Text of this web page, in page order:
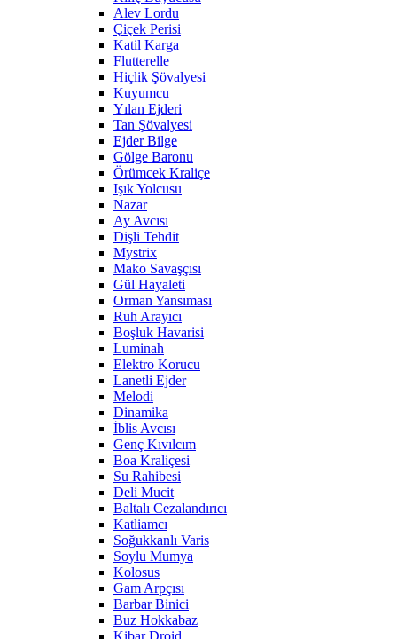
Alev Lordu
Çiçek Perisi
Katil Karga
Flutterelle
Hiçlik Şövalyesi
Kuyumcu
Yılan Ejderi
Tan Şövalyesi
Ejder Bilge
Gölge Baronu
Örümcek Kraliçe
Işık Yolcusu
Nazar
Ay Avcısı
Dişli Tehdit
Mystrix
Mako Savaşçısı
Gül Hayaleti
Orman Yansıması
Ruh Arayıcı
Boşluk Havarisi
Luminah
Elektro Korucu
Lanetli Ejder
Melodi
Dinamika
İblis Avcısı
Genç Kıvılcım
Boa Kraliçesi
Su Rahibesi
Deli Mucit
Baltalı Cezalandırıcı
Katliamcı
Soğukkanlı Varis
Soylu Mumya
Kolosus
Gam Arpçısı
Barbar Binici
Buz Hokkabaz